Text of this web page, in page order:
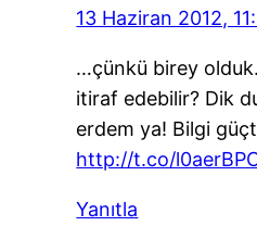
13 Haziran 2012,
…çünkü birey
itiraf edebilir? Dik
erdem ya! Bilgi
http://t.co/
Yanıtla